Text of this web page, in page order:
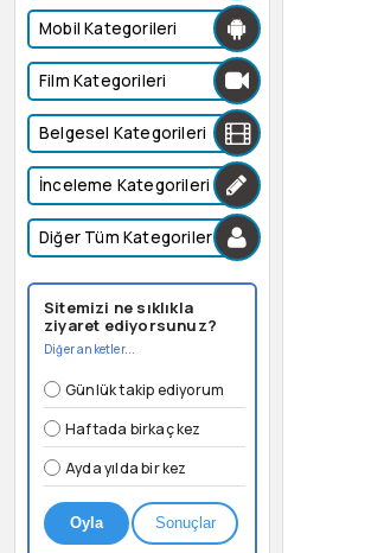
Mobil Kategorileri
Film Kategorileri
Belgesel Kategorileri
İnceleme Kategorileri
Diğer Tüm Kategoriler
Sitemizi ne sıklıkla
ziyaret ediyorsunuz?
Diğer anketler...
Günlük takip ediyorum
Haftada birkaç kez
Ayda yılda bir kez
Oyla Sonuçlar